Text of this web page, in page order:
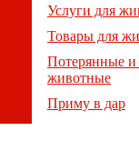
Услуги для
Товары для
Потерянные
животные
Приму в дар